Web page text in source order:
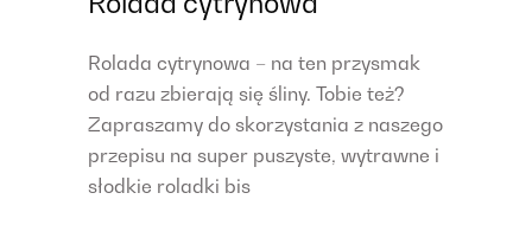
Rolada cytrynowa – na ten przysmak
od razu zbierają się śliny. Tobie też?
Zapraszamy do skorzystania z naszego
przepisu na super puszyste, wytrawne i
słodkie roladki bis